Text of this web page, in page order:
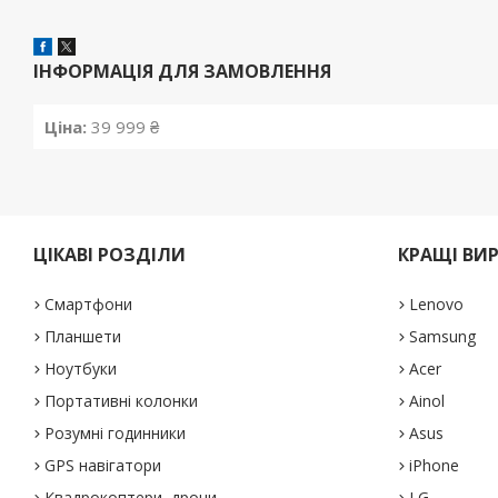
ІНФОРМАЦІЯ ДЛЯ ЗАМОВЛЕННЯ
Ціна: 39 999 ₴
ЦІКАВІ РОЗДІЛИ
Смартфони
Планшети
Ноутбуки
Портативні колонки
Розумні годинники
GPS навігатори
КРАЩІ
Lenovo
Samsung
Acer
Ainol
Asus
iPhone